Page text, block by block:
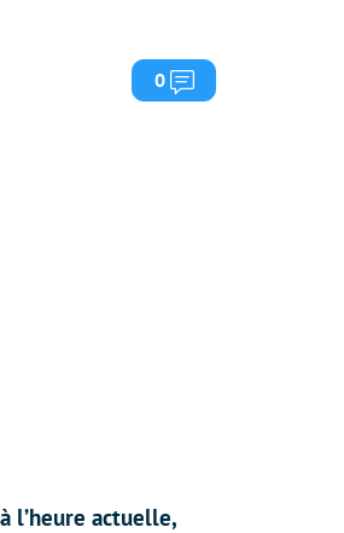
0 Commentaires
l’heure actuelle,